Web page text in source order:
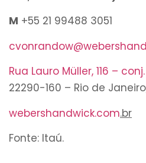
M +55 21 99488 3051
Rua Lauro Müller, 116 – conj.
22290-160 – Rio de
webershandwick.com.br
Fonte: Itaú.